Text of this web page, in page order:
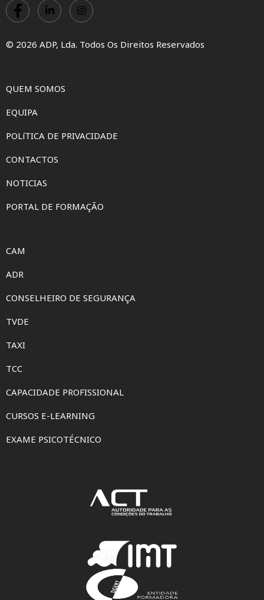
© 2026 ADP, Lda. Todos Os Direitos Reservados
QUEM SOMOS
EQUIPA
POLíTICA DE PRIVACIDADE
CONTACTOS
NOTICIAS
PORTAL DE FORMAÇÃO
CAM
ADR
CONSELHEIRO DE SEGURANÇA
TVDE
TAXI
TCC
CAPACIDADE PROFISSIONAL
CURSOS E-LEARNING
EXAME PSICOTÉCNICO